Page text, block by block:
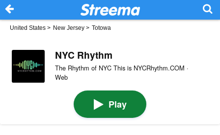
United States > New Jersey > Totowa
NYC Rhythm
The Rhythm of NYC This is NYCRhythm.COM ·
Web
Play